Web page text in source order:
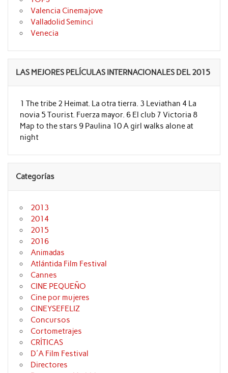
Valencia Cinemajove
Valladolid Seminci
Venecia
LAS MEJORES PELÍCULAS INTERNACIONALES DEL 2015
1 The tribe 2 Heimat. La otra tierra. 3 Leviathan 4 La
novia 5 Tourist. Fuerza mayor. 6 El club 7 Victoria 8
Map to the stars 9 Paulina 10 A girl walks alone at
night
Categorías
2013
2014
2015
2016
Animadas
Atlántida Film Festival
Cannes
CINE PEQUEÑO
Cine por mujeres
CINEYSEFELIZ
Concursos
Cortometrajes
CRÍTICAS
D'A Film Festival
Directores